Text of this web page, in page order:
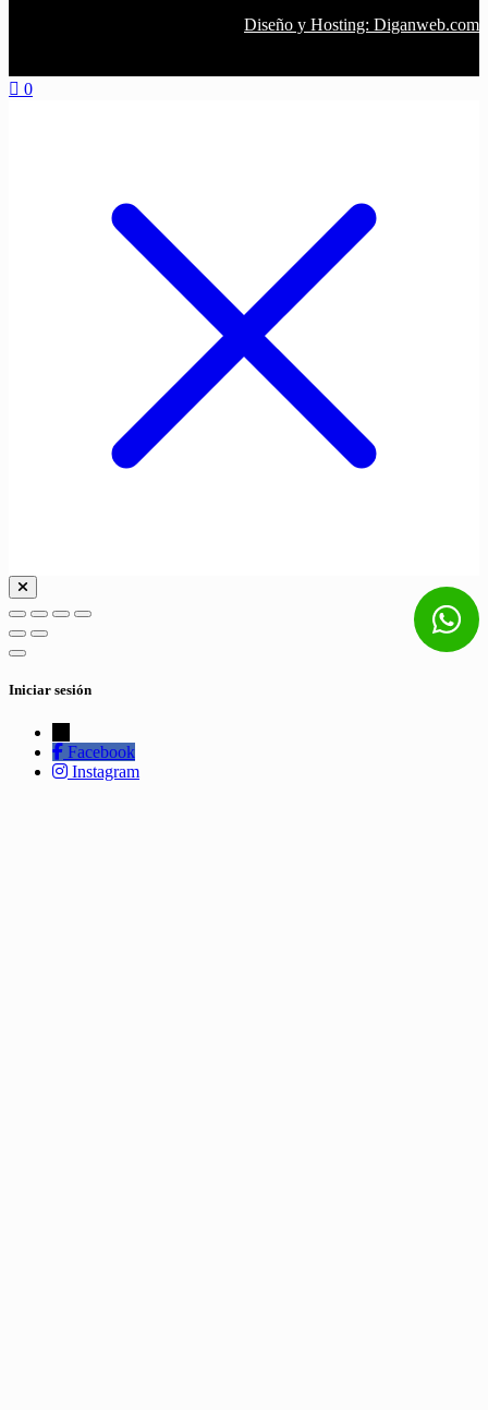
Diseño y Hosting: Diganweb.com
0
Iniciar sesión
Facebook
Instagram